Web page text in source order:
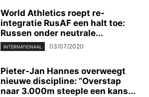
World Athletics roept re-
integratie RusAF een halt toe:
Russen onder neutrale...
INTERNATIONAAL 03/07/2020
Pieter-Jan Hannes overweegt
nieuwe discipline: “Overstap
naar 3.000m steeple een kans...